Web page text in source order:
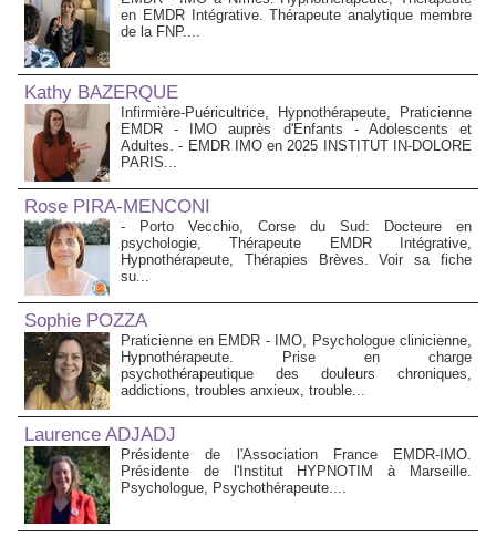
en EMDR Intégrative. Thérapeute analytique membre
de la FNP....
Kathy BAZERQUE
Infirmière-Puéricultrice, Hypnothérapeute, Praticienne
EMDR - IMO auprès d'Enfants - Adolescents et
Adultes. - EMDR IMO en 2025 INSTITUT IN-DOLORE
PARIS...
Rose PIRA-MENCONI
- Porto Vecchio, Corse du Sud: Docteure en
psychologie, Thérapeute EMDR Intégrative,
Hypnothérapeute, Thérapies Brèves. Voir sa fiche
su...
Sophie POZZA
Praticienne en EMDR - IMO, Psychologue clinicienne,
Hypnothérapeute. Prise en charge
psychothérapeutique des douleurs chroniques,
addictions, troubles anxieux, trouble...
Laurence ADJADJ
Présidente de l'Association France EMDR-IMO.
Présidente de l'Institut HYPNOTIM à Marseille.
Psychologue, Psychothérapeute....